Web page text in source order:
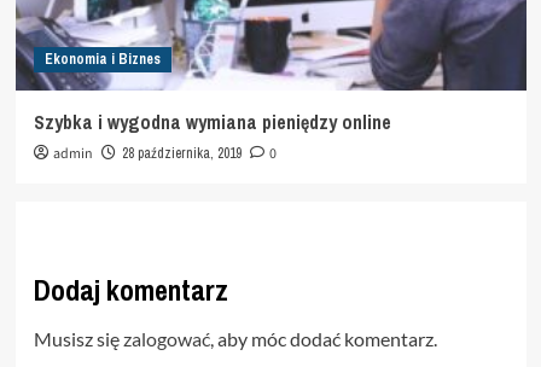
Ekonomia i Biznes
Szybka i wygodna wymiana pieniędzy online
admin 28 października, 2019 0
Dodaj komentarz
Musisz sięzalogować, aby móc dodać komentarz.